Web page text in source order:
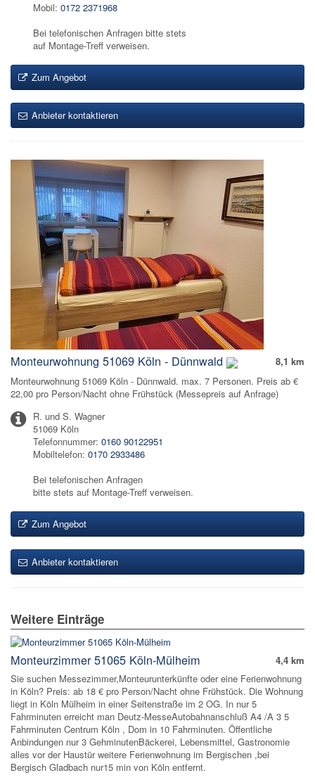
Mobil: 0172 2371968
Bei telefonischen Anfragen bitte stets
auf Montage-Treff verweisen.
Zum Angebot
Anbieter kontaktieren
8,1 km
Monteurwohnung 51069 Köln - Dünnwald
Monteurwohnung 51069 Köln - Dünnwald. max. 7 Personen. Preis ab €
22,00 pro Person/Nacht ohne Frühstück (Messepreis auf Anfrage)
R. und S. Wagner
51069 Köln
Telefonnummer: 0160 90122951
Mobiltelefon: 0170 2933486
Bei telefonischen Anfragen
bitte stets auf Montage-Treff verweisen.
Zum Angebot
Anbieter kontaktieren
Weitere Einträge
4,4 km
Monteurzimmer 51065 Köln-Mülheim
Sie suchen Messezimmer,Monteurunterkünfte oder eine Ferienwohnung
in Köln? Preis: ab 18 € pro Person/Nacht ohne Frühstück. Die Wohnung
liegt in Köln Mülheim in einer Seitenstraße im 2 OG. In nur 5
Fahrminuten erreicht man Deutz-MesseAutobahnanschluß A4 /A 3 5
Fahrminuten Centrum Köln , Dom in 10 Fahrminuten. Öffentliche
Anbindungen nur 3 GehminutenBäckerei, Lebensmittel, Gastronomie
alles vor der Haustür weitere Ferienwohnung im Bergischen ,bei
Bergisch Gladbach nur15 min von Köln entfernt.